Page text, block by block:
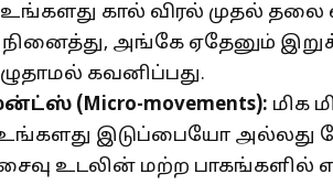
உங்களது கால் விரல் முதல்
அங்கே ஏதேனும்
கவனிப்பது.
(Micro-movements): மிக
உங்களது இடுப்பையோ
உடலின் மற்ற பாகங்களில்